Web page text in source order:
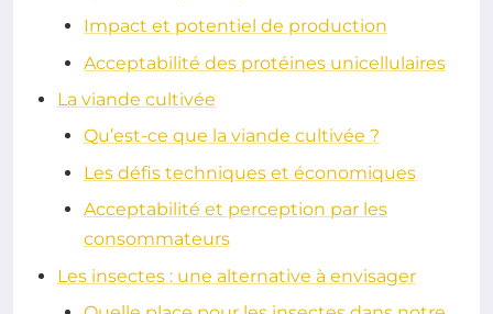
Impact et potentiel de production
Acceptabilité des protéines unicellulaires
La viande cultivée
Qu’est-ce que la viande cultivée ?
Les défis techniques et économiques
Acceptabilité et perception par les
consommateurs
Les insectes : une alternative à envisager